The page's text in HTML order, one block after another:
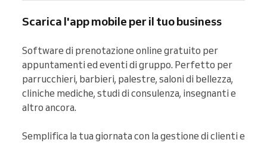
Scarica l'app mobile per il tuo business
Software di prenotazione online gratuito per
appuntamenti ed eventi di gruppo. Perfetto per
parrucchieri, barbieri, palestre, saloni di bellezza,
cliniche mediche, studi di consulenza, insegnanti e
altro ancora.
Semplifica la tua giornata con la gestione di clienti e